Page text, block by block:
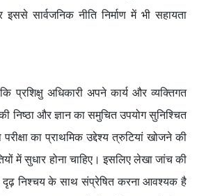
सार्वजनिक नीति निर्माण में भी सहायता
प्रशिक्षु अधिकारी अपने कार्य और व्यक्तिगत
निष्ठा और ज्ञान का समुचित उपयोग सुनिश्चित
का प्राथमिक उद्देश्य त्रुटियां खोजने की
में सुधार होना चाहिए। इसलिए लेखा जांच की
दृढ़ निश्चय के साथ संप्रेषित करना आवश्यक है